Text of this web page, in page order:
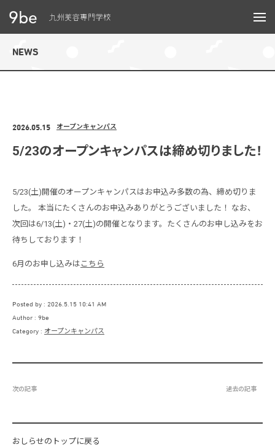
NEWS
2026.05.15 オープンキャンパス
5/23のオープンキャンパスは締め切りました！
5/23(土)開催のオープンキャンパスはお申込み多数の為、締め切りま
した。 本当にたくさんのお申込みありがとうございました！ なお、
次回は6/13(土)・27(土)の開催となります。たくさんのお申し込みをお
待ちしております！
6月のお申し込みは こちら
Posted by
2026.5.15 10:41 AM
Author
9be
Category
オープンキャンパス
次の記事 過去の記事
おしらせのトップに戻る